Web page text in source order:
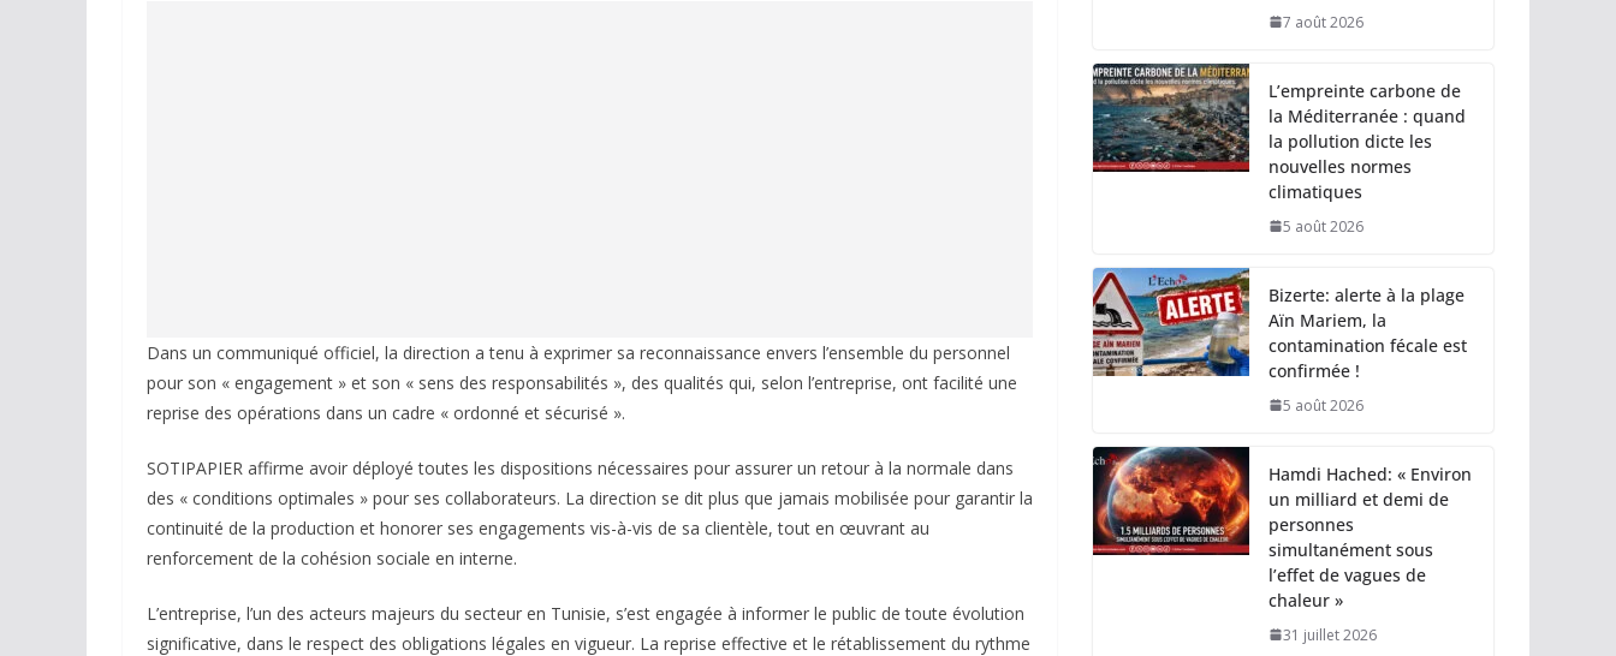
Dans un communiqué officiel, la direction a tenu à exprimer sa reconnaissance envers l’ensemble du personnel
pour son « engagement » et son « sens des responsabilités », des qualités qui, selon l’entreprise, ont facilité une
reprise des opérations dans un cadre « ordonné et sécurisé ».
SOTIPAPIER affirme avoir déployé toutes les dispositions nécessaires pour assurer un retour à la normale dans
des « conditions optimales » pour ses collaborateurs. La direction se dit plus que jamais mobilisée pour garantir la
continuité de la production et honorer ses engagements vis-à-vis de sa clientèle, tout en œuvrant au
renforcement de la cohésion sociale en interne.
L’entreprise, l’un des acteurs majeurs du secteur en Tunisie, s’est engagée à informer le public de toute évolution
significative, dans le respect des obligations légales en vigueur. La reprise effective et le rétablissement du rythme
7 août 2026
L’empreinte carbone de
la Méditerranée : quand
la pollution dicte les
nouvelles normes
climatiques
5 août 2026
Bizerte: alerte à la plage
Aïn Mariem, la
contamination fécale est
confirmée !
5 août 2026
Hamdi Hached: « Environ
un milliard et demi de
personnes
simultanément sous
l’effet de vagues de
chaleur »
31 juillet 2026